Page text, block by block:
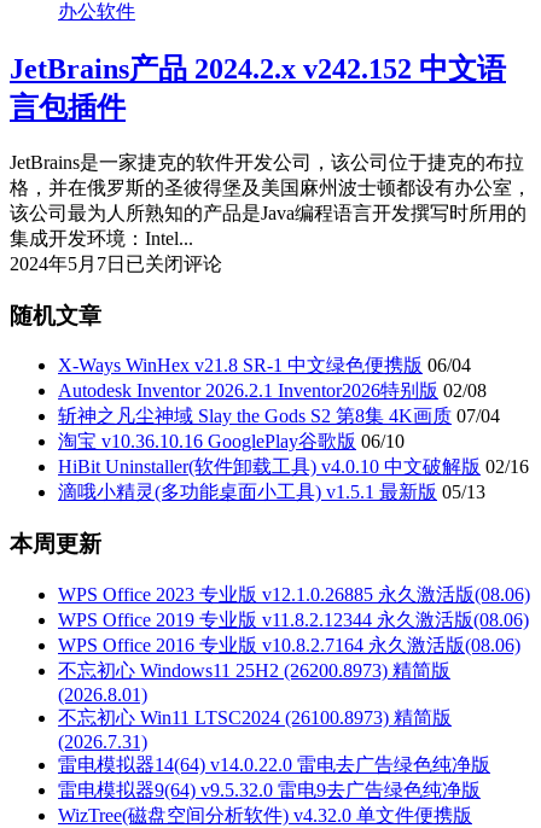
列
品
永
久
活
插
件
(2024.04.21)
办公软件
JetBrains产品 2024.2.x v242.152 中文语
言包插件
JetBrains是一家捷克的软件开发公司，该公司位于捷克的布拉
格，并在俄罗斯的圣彼得堡及美国麻州波士顿都设有办公室，
该公司最为人所熟知的产品是Java编程语言开发撰写时所用的
集成开发环境：Intel...
2024年5月7日 JetBrains
v242.152
中
文
语
言
包
插
已关闭评论
随机文章
X-Ways WinHex v21.8 SR-1 中文绿色便携版 06/04
Autodesk Inventor 2026.2.1 Inventor2026特别版 02/08
斩神之凡尘神域 Slay the Gods S2 第8集 4K画质 07/04
淘宝 v10.36.10.16 GooglePlay谷歌版 06/10
HiBit Uninstaller(软件卸载工具) v4.0.10 中文破解版 02/16
滴哦小精灵(多功能桌面小工具) v1.5.1 最新版 05/13
本周更新
WPS Office 2023 专业版 v12.1.0.26885 永久激活版(08.06)
WPS Office 2019 专业版 v11.8.2.12344 永久激活版(08.06)
WPS Office 2016 专业版 v10.8.2.7164 永久激活版(08.06)
不忘初心 Windows11 25H2 (26200.8973) 精简版
(2026.8.01)
不忘初心 Win11 LTSC2024 (26100.8973) 精简版
(2026.7.31)
雷电模拟器14(64) v14.0.22.0 雷电去广告绿色纯净版
雷电模拟器9(64) v9.5.32.0 雷电9去广告绿色纯净版
WizTree(磁盘空间分析软件) v4.32.0 单文件便携版